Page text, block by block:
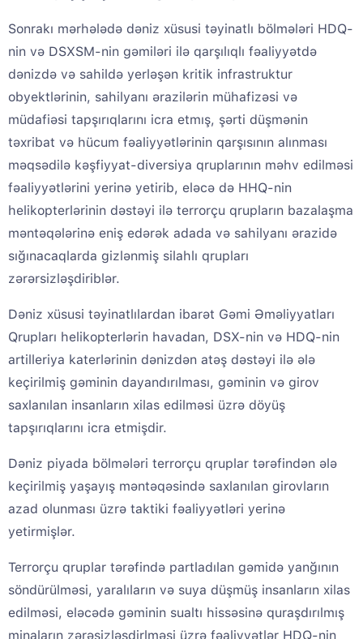
Sonrakı mərhələdə dəniz xüsusi təyinatlı bölmələri HDQ-
nin və DSXSM-nin gəmiləri ilə qarşılıqlı fəaliyyətdə
dənizdə və sahildə yerləşən kritik infrastruktur
obyektlərinin, sahilyanı ərazilərin mühafizəsi və
müdafiəsi tapşırıqlarını icra etmış, şərti düşmənin
təxribat və hücum fəaliyyətlərinin qarşısının alınması
məqsədilə kəşfiyyat-diversiya qruplarının məhv edilməsi
fəaliyyətlərini yerinə yetirib, eləcə də HHQ-nin
helikopterlərinin dəstəyi ilə terrorçu qrupların bazalaşma
məntəqələrinə eniş edərək adada və sahilyanı ərazidə
sığınacaqlarda gizlənmiş silahlı qrupları
zərərsizləşdiriblər.
Dəniz xüsusi təyinatlılardan ibarət Gəmi Əməliyyatları
Qrupları helikopterlərin havadan, DSX-nin və HDQ-nin
artilleriya katerlərinin dənizdən atəş dəstəyi ilə ələ
keçirilmiş gəminin dayandırılması, gəminin və girov
saxlanılan insanların xilas edilməsi üzrə döyüş
tapşırıqlarını icra etmişdir.
Dəniz piyada bölmələri terrorçu qruplar tərəfindən ələ
keçirilmiş yaşayış məntəqəsində saxlanılan girovların
azad olunması üzrə taktiki fəaliyyətləri yerinə
yetirmişlər.
Terrorçu qruplar tərəfində partladılan gəmidə yanğının
söndürülməsi, yaralıların və suya düşmüş insanların xilas
edilməsi, eləcədə gəminin sualtı hissəsinə quraşdırılmış
minaların zərəsizləşdirlməsi üzrə fəaliyyətlər HDQ-nin